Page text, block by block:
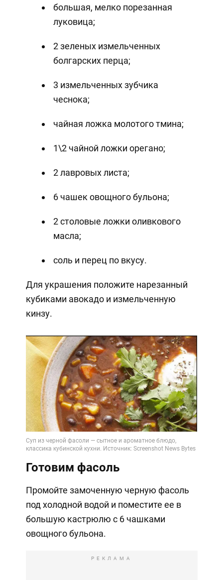
большая, мелко порезанная
луковица;
2 зеленых измельченных
болгарских перца;
3 измельченных зубчика
чеснока;
чайная ложка молотого тмина;
1\2 чайной ложки орегано;
2 лавровых листа;
6 чашек овощного бульона;
2 столовые ложки оливкового
масла;
соль и перец по вкусу.
Для украшения положите нарезанный
кубиками авокадо и измельченную
кинзу.
Готовим фасоль
Промойте замоченную черную фасоль
под холодной водой и поместите ее в
большую кастрюлю с 6 чашками
овощного бульона.
РЕКЛАМА